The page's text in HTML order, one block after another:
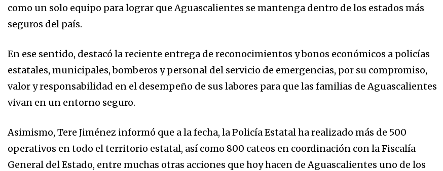
como un solo equipo para lograr que Aguascalientes se mantenga dentro de los estados más
seguros del país.
En ese sentido, destacó la reciente entrega de reconocimientos y bonos económicos a policías
estatales, municipales, bomberos y personal del servicio de emergencias, por su compromiso,
valor y responsabilidad en el desempeño de sus labores para que las familias de Aguascalientes
vivan en un entorno seguro.
Asimismo, Tere Jiménez informó que a la fecha, la Policía Estatal ha realizado más de 500
operativos en todo el territorio estatal, así como 800 cateos en coordinación con la Fiscalía
General del Estado, entre muchas otras acciones que hoy hacen de Aguascalientes uno de los